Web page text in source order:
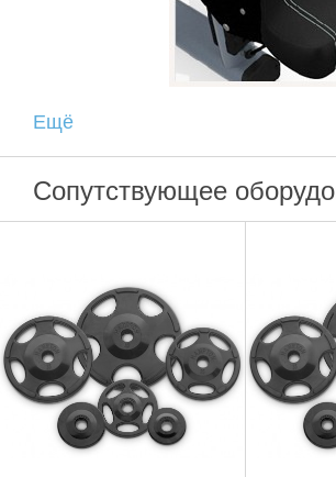
Ещё
Сопутствующее